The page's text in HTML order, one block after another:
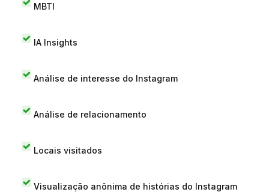
MBTI
IA Insights
Análise de interesse do Instagram
Análise de relacionamento
Locais visitados
Visualização anônima de histórias do Instagram